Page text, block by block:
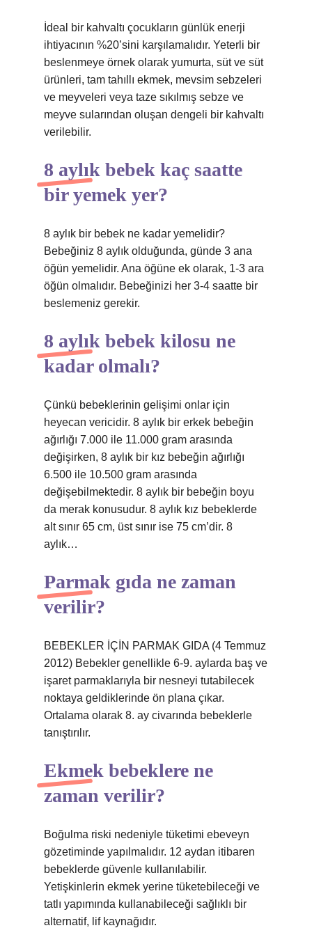
İdeal bir kahvaltı çocukların günlük enerji
ihtiyacının %20’sini karşılamalıdır. Yeterli bir
beslenmeye örnek olarak yumurta, süt ve süt
ürünleri, tam tahıllı ekmek, mevsim sebzeleri
ve meyveleri veya taze sıkılmış sebze ve
meyve sularından oluşan dengeli bir kahvaltı
verilebilir.
8 aylık bebek kaç saatte
bir yemek yer?
8 aylık bir bebek ne kadar yemelidir?
Bebeğiniz 8 aylık olduğunda, günde 3 ana
öğün yemelidir. Ana öğüne ek olarak, 1-3 ara
öğün olmalıdır. Bebeğinizi her 3-4 saatte bir
beslemeniz gerekir.
8 aylık bebek kilosu ne
kadar olmalı?
Çünkü bebeklerinin gelişimi onlar için
heyecan vericidir. 8 aylık bir erkek bebeğin
ağırlığı 7.000 ile 11.000 gram arasında
değişirken, 8 aylık bir kız bebeğin ağırlığı
6.500 ile 10.500 gram arasında
değişebilmektedir. 8 aylık bir bebeğin boyu
da merak konusudur. 8 aylık kız bebeklerde
alt sınır 65 cm, üst sınır ise 75 cm’dir. 8
aylık…
Parmak gıda ne zaman
verilir?
BEBEKLER İÇİN PARMAK GIDA (4 Temmuz
2012) Bebekler genellikle 6-9. aylarda baş ve
işaret parmaklarıyla bir nesneyi tutabilecek
noktaya geldiklerinde ön plana çıkar.
Ortalama olarak 8. ay civarında bebeklerle
tanıştırılır.
Ekmek bebeklere ne
zaman verilir?
Boğulma riski nedeniyle tüketimi ebeveyn
gözetiminde yapılmalıdır. 12 aydan itibaren
bebeklerde güvenle kullanılabilir.
Yetişkinlerin ekmek yerine tüketebileceği ve
tatlı yapımında kullanabileceği sağlıklı bir
alternatif, lif kaynağıdır.